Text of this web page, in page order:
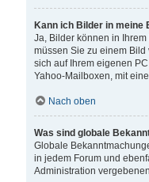
Kann ich Bilder in meine
Ja, Bilder können in
müssen Sie zu einem
sich auf Ihrem eigenen
Yahoo-Mailboxen, mit
Nach oben
Was sind globale
Globale
in jedem Forum und
Administration